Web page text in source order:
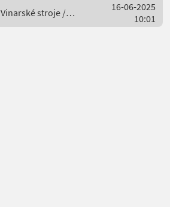
die einzelnen Fäde
Vinarské stroje /
CFS
16-06-2025
10:01